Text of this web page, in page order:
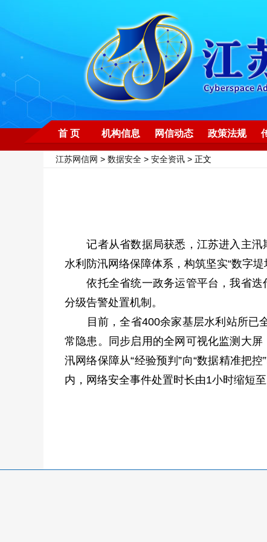
首 页 机构信息 网信动态 政策法规
江苏网信网 > 数据安全 > 安全资讯 > 正文
记者从省数据局获悉，江苏进入主汛
水利防汛网络保障体系，构筑坚实“数字堤
依托全省统一政务运管平台，我省迭
分级告警处置机制。
目前，全省400余家基层水利站所已全
常隐患。同步启用的全网可视化监测大
汛网络保障从“经验预判”向“数据精准把
内，网络安全事件处置时长由1小时缩短至